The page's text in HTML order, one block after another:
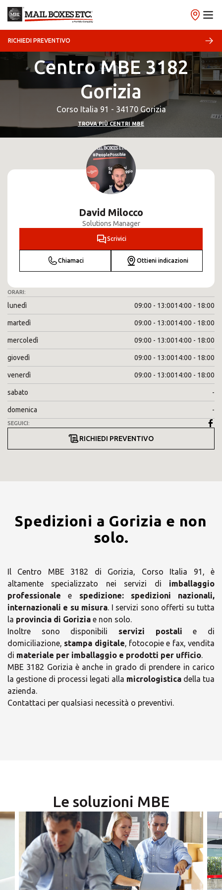
RICHIEDI PREVENTIVO
Centro MBE 3182
Gorizia
Corso Italia 91 - 34170 Gorizia
TROVA PIÙ CENTRI MBE
David Milocco
Solutions Manager
Scrivici
Chiamaci Ottieni indicazioni
ORARI:
lunedì 09:00 - 13:0014:00 - 18:00
martedì 09:00 - 13:0014:00 - 18:00
mercoledì 09:00 - 13:0014:00 - 18:00
giovedì 09:00 - 13:0014:00 - 18:00
venerdì 09:00 - 13:0014:00 - 18:00
sabato -
domenica -
SEGUICI:
RICHIEDI PREVENTIVO
Spedizioni a Gorizia e non
solo.
Il Centro MBE 3182 di Gorizia, Corso Italia 91, è
altamente specializzato nei servizi di imballaggio
professionale e spedizione:
spedizioni nazionali,
internazionali e su misura. I servizi sono offerti su tutta
la provincia di Gorizia e non solo.
Inoltre sono disponibili servizi postali e di
domiciliazione, stampa digitale, fotocopie e fax, vendita
di materiale per imballaggio e prodotti per ufficio.
MBE 3182 Gorizia è anche in grado di prendere in carico
la gestione di processi legati alla micrologistica della tua
azienda.
Contattaci per qualsiasi necessità o preventivi.
Le soluzioni MBE
×
Seleziona un paese
×
Orari
lunedì
09:00 - 13:00
14:00 - 18:00
martedì